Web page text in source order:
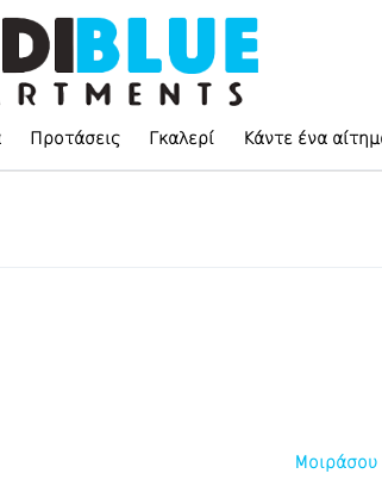
Προτάσεις Γκαλερί Κάντε ένα
Μοιράσου